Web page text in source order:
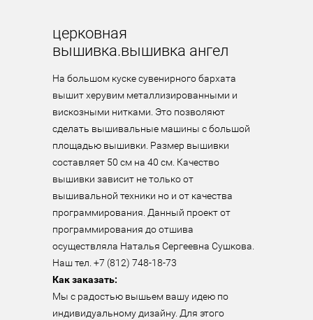
церковная
вышивка.вышивка ангел
На большом куске сувенирного бархата
вышит херувим металлизированными и
вискозными нитками. Это позволяют
сделать вышивальные машины с большой
площадью вышивки. Размер вышивки
составляет 50 см на 40 см. Качество
вышивки зависит не только от
вышивальной техники но и от качества
программирования. Данный проект от
программирования до отшива
осуществляла Наталья Сергеевна Сушкова.
Как заказать:
Мы с радостью вышьем вашу идею по
индивидуальному дизайну. Для этого